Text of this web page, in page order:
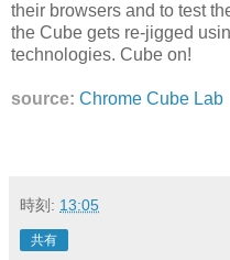
their browsers and to test
the Cube gets re-jigged
technologies. Cube on!
source: Chrome Cube Lab
時刻: 13:05
共有